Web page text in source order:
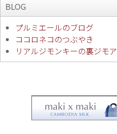
BLOG
プルミエールのブログ
ココロネコのつぶやき
リアルジモンキーの裏ジモア